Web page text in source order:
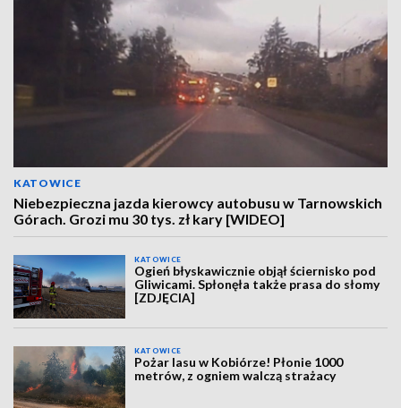
KATOWICE
Niebezpieczna jazda kierowcy autobusu w Tarnowskich
Górach. Grozi mu 30 tys. zł kary [WIDEO]
KATOWICE
Ogień błyskawicznie objął ściernisko pod
Gliwicami. Spłonęła także prasa do słomy
[ZDJĘCIA]
KATOWICE
Pożar lasu w Kobiórze! Płonie 1000
metrów, z ogniem walczą strażacy